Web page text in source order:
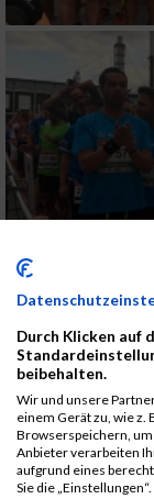
Durch Klicken auf
beibehalten.
Wir und unsere
einem Gerät zu, wie z.
Browserspeichern,
Anbieter verarbeiten
aufgrund eines
Sie die